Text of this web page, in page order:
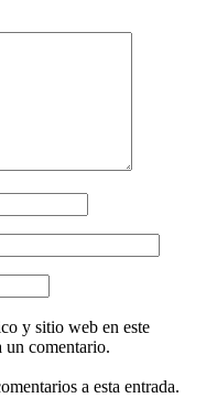
y sitio web en este
un comentario.
a esta entrada.